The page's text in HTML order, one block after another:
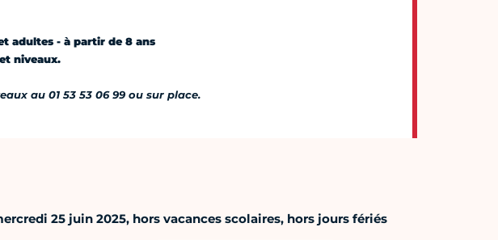
adultes - à partir de 8 ans
niveaux.
au 01 53 53 06 99 ou sur place.
25 juin 2025, hors vacances scolaires, hors jours fériés